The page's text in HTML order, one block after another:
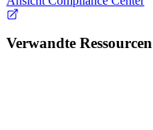
Verwandte Ressourcen